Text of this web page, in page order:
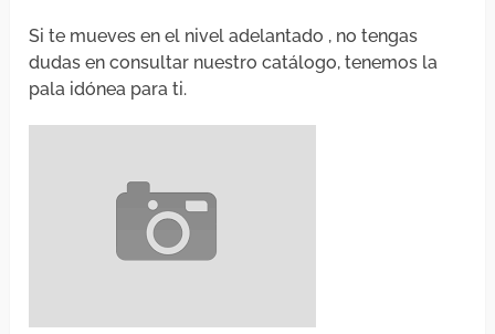
Si te mueves en el nivel adelantado , no tengas
dudas en consultar nuestro catálogo, tenemos la
pala idónea para ti.